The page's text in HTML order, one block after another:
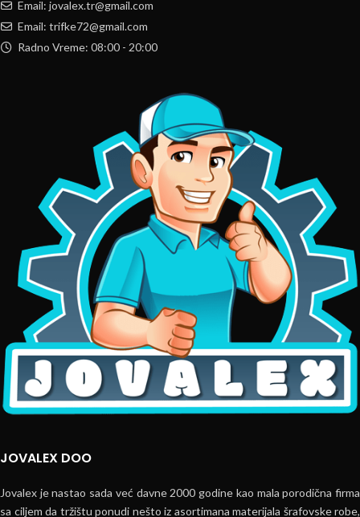
Email: jovalex.tr@gmail.com
Email: trifke72@gmail.com
Radno Vreme: 08:00 - 20:00
JOVALEX DOO
Jovalex je nastao sada već davne 2000 godine kao mala porodična firma
sa ciljem da tržištu ponudi nešto iz asortimana materijala šrafovske robe,